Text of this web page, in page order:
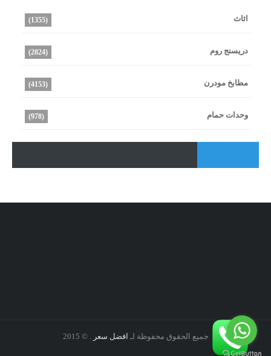
اثاث (1355)
دريسنج روم (2824)
مطابخ مودرن (4153)
وحدات حمام (978)
جميع الحقوق محفوظة لـ افضل سعر . © 2015